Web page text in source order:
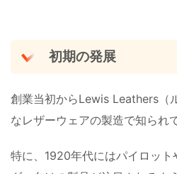
初期の発展
創業当初からLewis Leathers（
なレザーウェアの製造で知られ
特に、1920年代にはパイロット